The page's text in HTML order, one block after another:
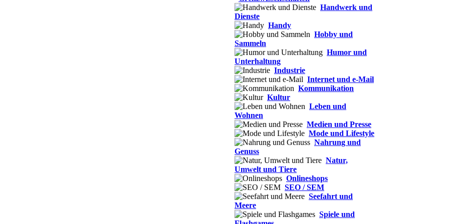
Handwerk und
Dienste
Handy
Hobby und
Sammeln
Humor und
Unterhaltung
Industrie
Internet und e-Mail
Kommunikation
Kultur
Leben und
Wohnen
Medien und Presse
Mode und Lifestyle
Nahrung und
Genuss
Natur,
Umwelt und Tiere
Onlineshops
SEO / SEM
Seefahrt und
Meere
Spiele und